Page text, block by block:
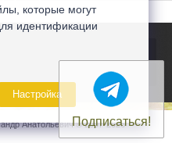
Анатольевич © 2007-2026
Подписаться!
которые могут
идентификации
Настройка